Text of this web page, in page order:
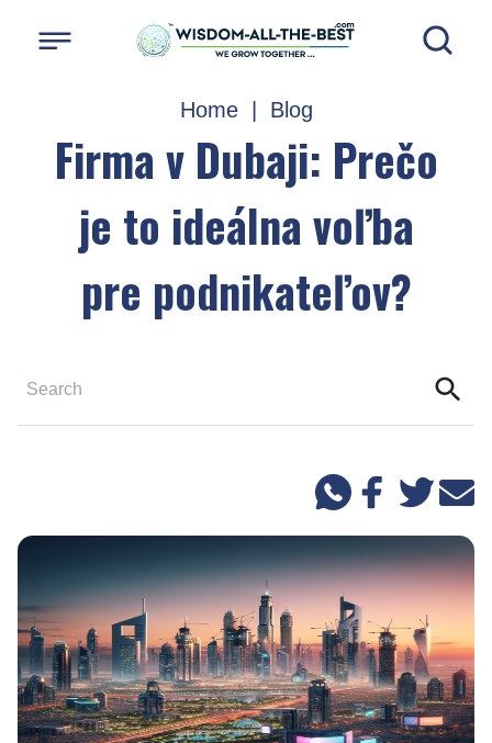
Home| Blog
Firma v Dubaji: Prečo
je to ideálna voľba
pre podnikateľov?